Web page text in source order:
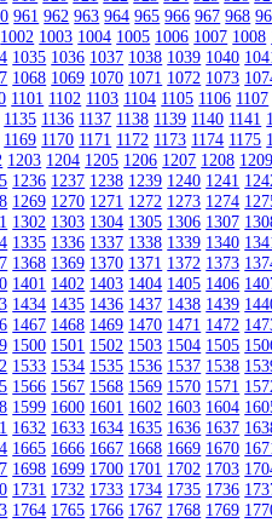
961 962 963 964 965 966 967 968
1002 1003 1004 1005 1006 1007 1008
1035 1036 1037 1038 1039 1040
1068 1069 1070 1071 1072 1073
1101 1102 1103 1104 1105 1106 1107
1135 1136 1137 1138 1139 1140 1141
1169 1170 1171 1172 1173 1174 1175
1203 1204 1205 1206 1207 1208 1209
1236 1237 1238 1239 1240 1241
1269 1270 1271 1272 1273 1274
1302 1303 1304 1305 1306 1307
1335 1336 1337 1338 1339 1340
1368 1369 1370 1371 1372 1373
1401 1402 1403 1404 1405 1406
1434 1435 1436 1437 1438 1439
1467 1468 1469 1470 1471 1472
1500 1501 1502 1503 1504 1505
1533 1534 1535 1536 1537 1538
1566 1567 1568 1569 1570 1571
1599 1600 1601 1602 1603 1604
1632 1633 1634 1635 1636 1637
1665 1666 1667 1668 1669 1670
1698 1699 1700 1701 1702 1703
1731 1732 1733 1734 1735 1736
1764 1765 1766 1767 1768 1769